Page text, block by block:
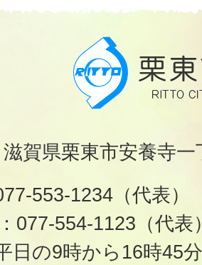
賀県栗東市安養寺
553-1234（代表）
077-554-1123（代表
日の9時から16時45分